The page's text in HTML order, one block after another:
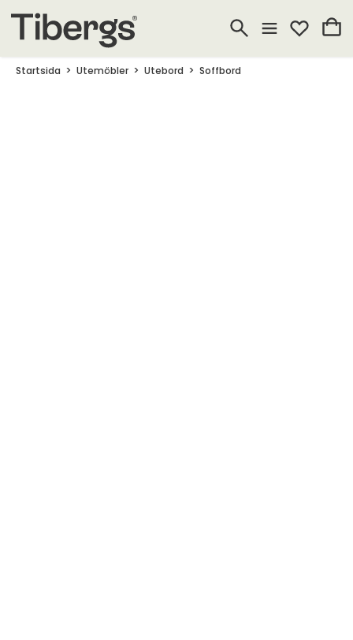
Startsida Utemöbler Utebord Soffbord